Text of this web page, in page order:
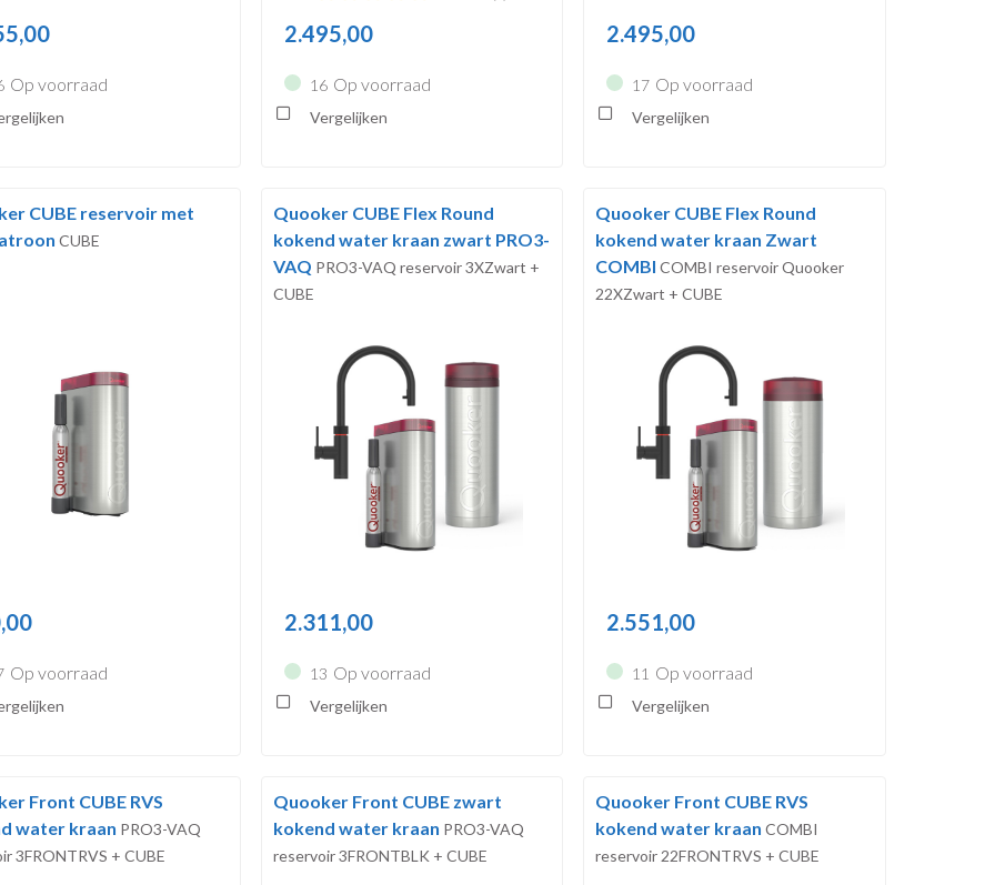
Op voorraad
2.495,00
16 Op voorraad
Vergelijken
2.495,00
17 Op voorraad
Vergelijken
CUBE reservoir met
CUBE
Op voorraad
Quooker CUBE Flex Round
kokend water kraan zwart PRO3-
VAQ PRO3-VAQ reservoir 3XZwart +
CUBE
2.311,00
13 Op voorraad
Vergelijken
Quooker CUBE Flex Round
kokend water kraan Zwart
COMBI COMBI reservoir Quooker
22XZwart + CUBE
2.551,00
11 Op voorraad
Vergelijken
Front CUBE RVS
water kraan PRO3-VAQ
3FRONTRVS + CUBE
Quooker Front CUBE zwart
kokend water kraan PRO3-VAQ
reservoir 3FRONTBLK + CUBE
Quooker Front CUBE RVS
kokend water kraan COMBI
reservoir 22FRONTRVS + CUBE